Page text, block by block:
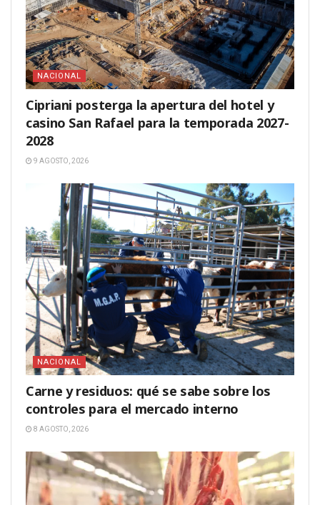
NACIONAL
Cipriani posterga la apertura del hotel y
casino San Rafael para la temporada 2027-
2028
9 AGOSTO, 2026
NACIONAL
Carne y residuos: qué se sabe sobre los
controles para el mercado interno
8 AGOSTO, 2026